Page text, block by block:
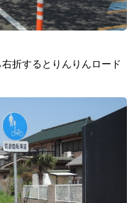
折するとりんりんロード